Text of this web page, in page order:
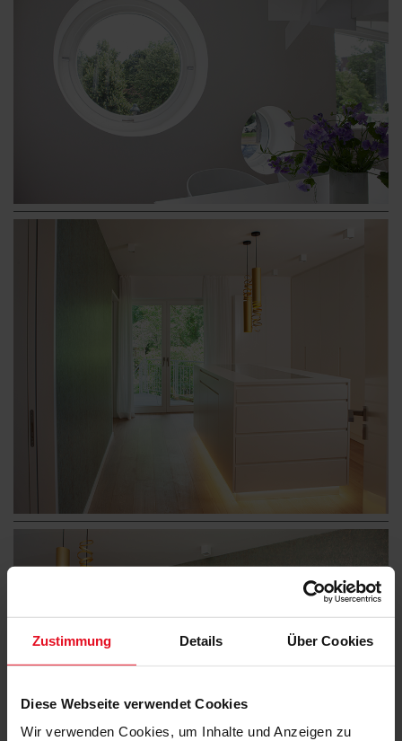
Zustimmung Details Über Cookies
Diese Webseite verwendet Cookies
Wir verwenden Cookies, um Inhalte und Anzeigen zu